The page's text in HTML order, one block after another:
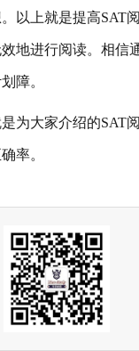
以上就是提高SAT
地进行阅读。相信
障。
是为大家介绍的SAT
率。